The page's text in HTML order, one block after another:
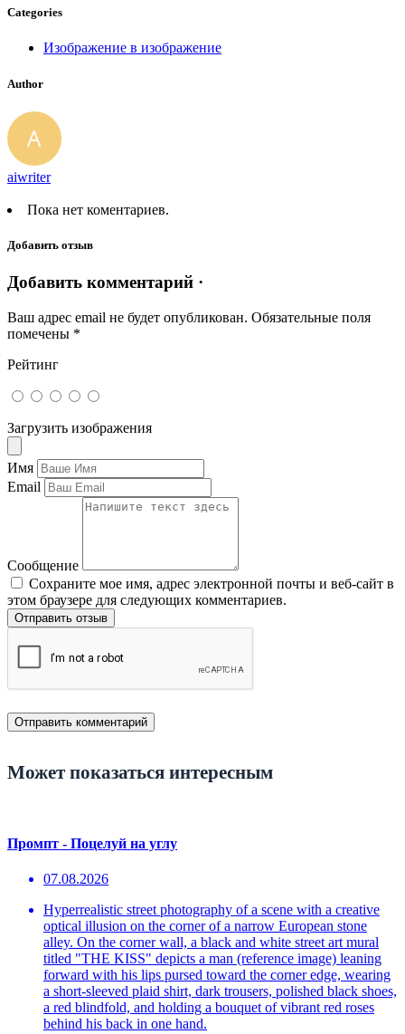
Categories
Изображение в изображение
Author
aiwriter
Пока нет коментариев.
Добавить отзыв
Добавить комментарий ·
Ваш адрес email не будет опубликован. Обязательные поля
помечены *
Рейтинг
Загрузить изображения
Имя
Email
Сообщение
Сохраните мое имя, адрес электронной почты и веб-сайт в
этом браузере для следующих комментариев.
Отправить отзыв
Может показаться интересным
Промпт - Поцелуй на углу
07.08.2026
Hyperrealistic street photography of a scene with a creative
optical illusion on the corner of a narrow European stone
alley. On the corner wall, a black and white street art mural
titled "THE KISS" depicts a man (reference image) leaning
forward with his lips pursed toward the corner edge, wearing
a short-sleeved plaid shirt, dark trousers, polished black shoes,
a red blindfold, and holding a bouquet of vibrant red roses
behind his back in one hand.